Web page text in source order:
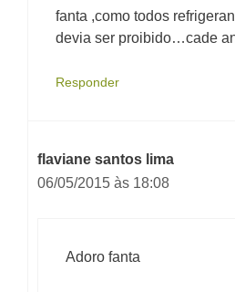
fanta ,como todos
devia ser proibido…cade
Responder
flaviane santos lima
06/05/2015 às 18:08
Adoro fanta